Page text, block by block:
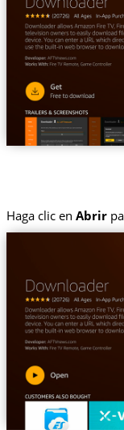
Haga clic en Abrir